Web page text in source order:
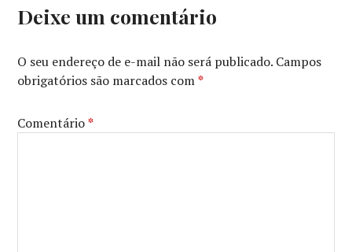
Deixe um comentário
O seu endereço de e-mail não será publicado. Campos
obrigatórios são marcados com*
Comentário*